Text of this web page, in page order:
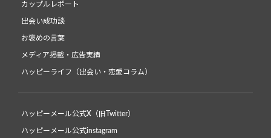
カップルレポート
出会い成功談
お褒めの言葉
メディア掲載・広告実績
ハッピーライフ（出会い・恋愛コラム）
ハッピーメール公式X（旧Twitter）
ハッピーメール公式instagram